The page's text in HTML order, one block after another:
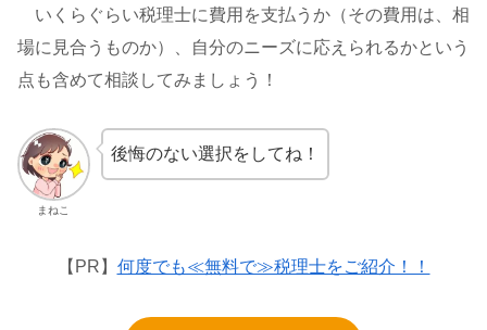
いくらぐらい税理士に費用を支払うか（その費用は、相
場に見合うものか）、自分のニーズに応えられるかという
点も含めて相談してみましょう！
まねこ
後悔のない選択をしてね！
【PR】 何度でも≪無料で≫税理士をご紹介！！